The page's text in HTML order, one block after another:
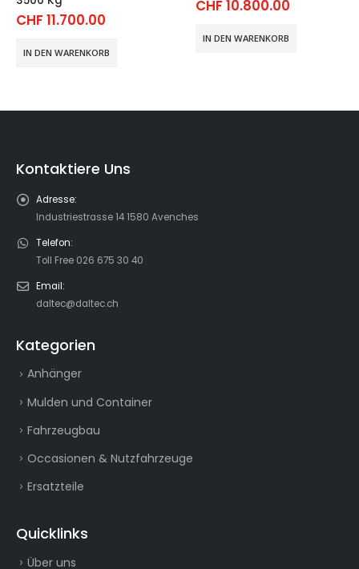
CHF 10.800.00 CHF 9.700.00
IN DEN WARENKORB
Kontaktiere Uns
Adresse:
Industriestrasse 14 1580 Avenches
Telefon:
Toll Free 026 675 30 40
Email:
daltec@daltec.ch
Kategorien
Anhänger
Mulden und Container
Fahrzeugbau
Occasionen & Nutzfahrzeuge
Ersatzteile
Quicklinks
Über uns